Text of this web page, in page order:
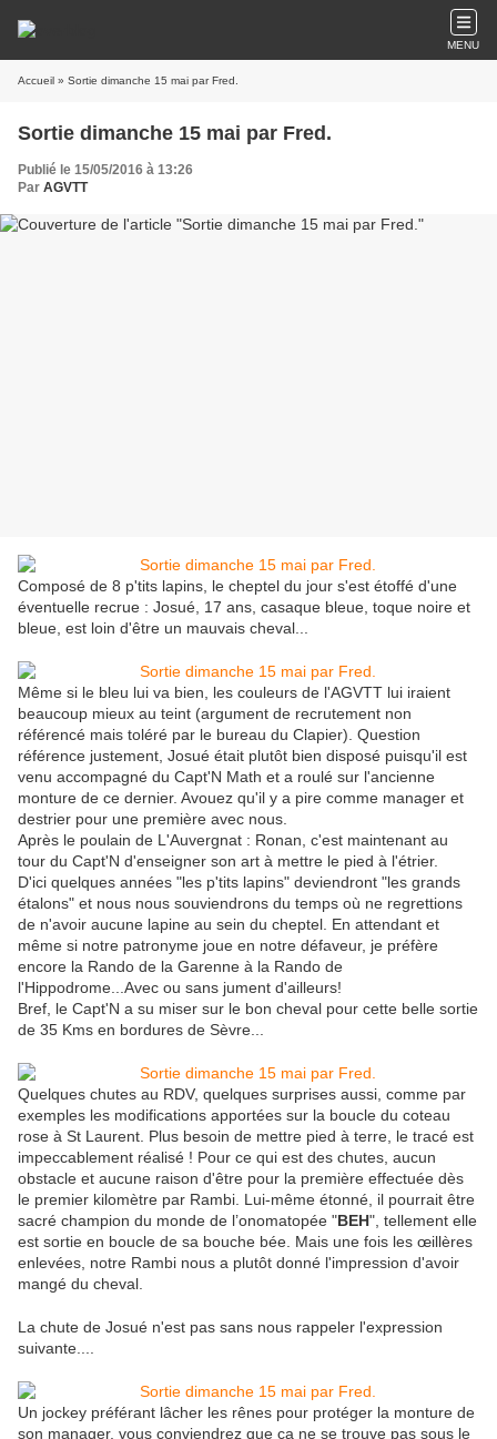
MENU
Accueil » Sortie dimanche 15 mai par Fred.
Sortie dimanche 15 mai par Fred.
Publié le 15/05/2016 à 13:26
Par AGVTT
Composé de 8 p'tits lapins, le cheptel du jour s'est étoffé d'une
éventuelle recrue : Josué, 17 ans, casaque bleue, toque noire et
bleue, est loin d'être un mauvais cheval...
Même si le bleu lui va bien, les couleurs de l'AGVTT lui iraient
beaucoup mieux au teint (argument de recrutement non
référencé mais toléré par le bureau du Clapier). Question
référence justement, Josué était plutôt bien disposé puisqu'il est
venu accompagné du Capt'N Math et a roulé sur l'ancienne
monture de ce dernier. Avouez qu'il y a pire comme manager et
destrier pour une première avec nous.
Après le poulain de L'Auvergnat : Ronan, c'est maintenant au
tour du Capt'N d'enseigner son art à mettre le pied à l'étrier.
D'ici quelques années "les p'tits lapins" deviendront "les grands
étalons" et nous nous souviendrons du temps où ne regrettions
de n'avoir aucune lapine au sein du cheptel. En attendant et
même si notre patronyme joue en notre défaveur, je préfère
encore la Rando de la Garenne à la Rando de
l'Hippodrome...Avec ou sans jument d'ailleurs!
Bref, le Capt'N a su miser sur le bon cheval pour cette belle sortie
de 35 Kms en bordures de Sèvre...
Quelques chutes au RDV, quelques surprises aussi, comme par
exemples les modifications apportées sur la boucle du coteau
rose à St Laurent. Plus besoin de mettre pied à terre, le tracé est
impeccablement réalisé ! Pour ce qui est des chutes, aucun
obstacle et aucune raison d'être pour la première effectuée dès
le premier kilomètre par Rambi. Lui-même étonné, il pourrait être
sacré champion du monde de l’onomatopée "BEH", tellement elle
est sortie en boucle de sa bouche bée. Mais une fois les œillères
enlevées, notre Rambi nous a plutôt donné l'impression d'avoir
mangé du cheval.
La chute de Josué n'est pas sans nous rappeler l'expression
suivante....
Un jockey préférant lâcher les rênes pour protéger la monture de
son manager, vous conviendrez que ça ne se trouve pas sous le